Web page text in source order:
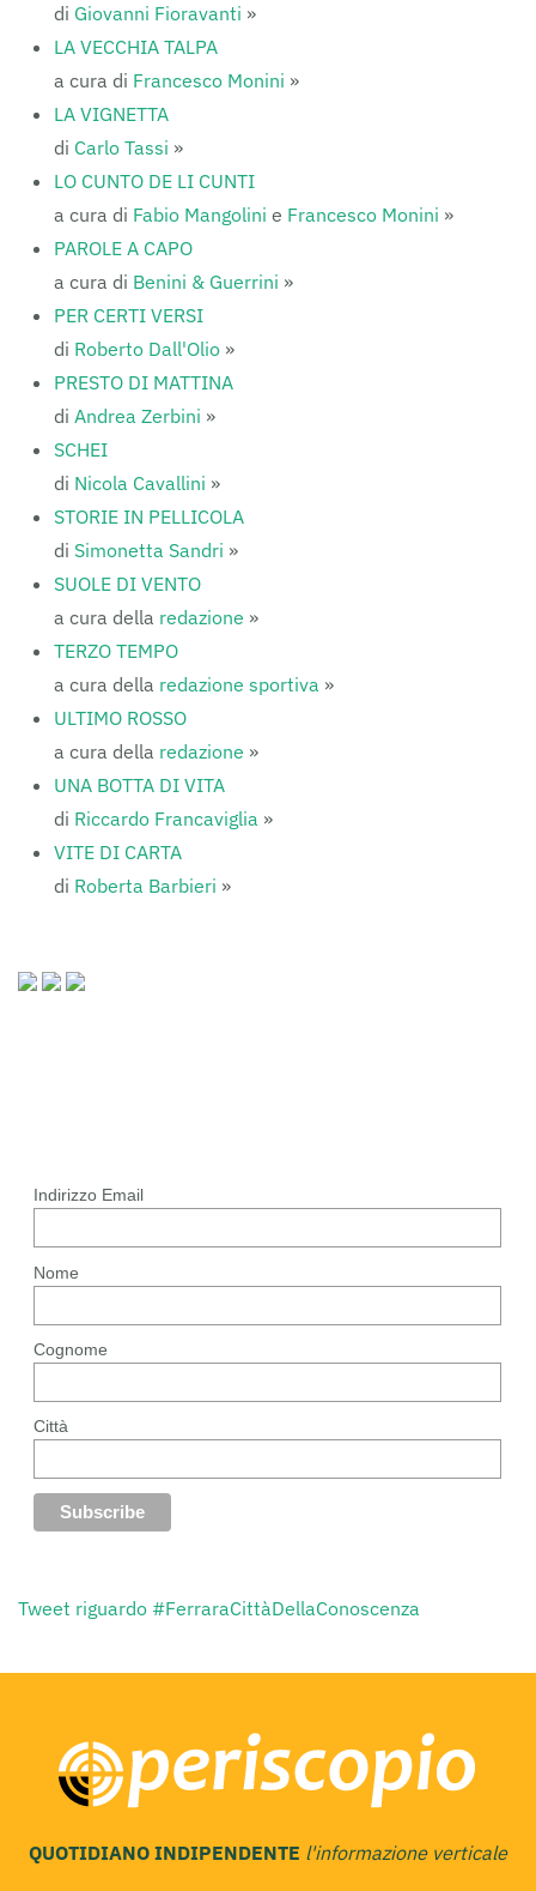
di Giovanni Fioravanti »
LA VECCHIA TALPA
a cura di Francesco Monini »
LA VIGNETTA
di Carlo Tassi »
LO CUNTO DE LI CUNTI
a cura di Fabio Mangolini e Francesco Monini »
PAROLE A CAPO
a cura di Benini & Guerrini »
PER CERTI VERSI
di Roberto Dall'Olio »
PRESTO DI MATTINA
di Andrea Zerbini »
SCHEI
di Nicola Cavallini »
STORIE IN PELLICOLA
di Simonetta Sandri »
SUOLE DI VENTO
a cura della redazione »
TERZO TEMPO
a cura della redazione sportiva »
ULTIMO ROSSO
a cura della redazione »
UNA BOTTA DI VITA
di Riccardo Francaviglia »
VITE DI CARTA
di Roberta Barbieri »
Indirizzo Email
Nome
Cognome
Città
Tweet riguardo #FerraraCittàDellaConoscenza
QUOTIDIANO INDIPENDENTE l'informazione verticale